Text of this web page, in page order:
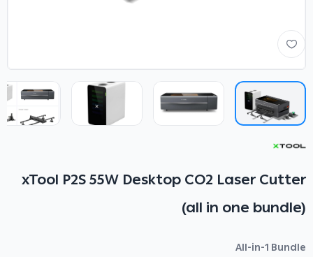
xTool P2S 55W Desktop CO2 Laser Cutter
(all in one bundle)
All-in-1 Bundle